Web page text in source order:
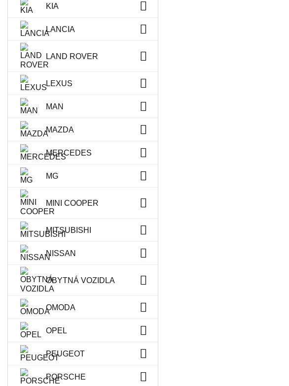
KIA
LANCIA
LAND ROVER
LEXUS
MAN
MAZDA
MERCEDES
MG
MINI COOPER
MITSUBISHI
NISSAN
OBYTNÁ VOZIDLA
OMODA
OPEL
PEUGEOT
PORSCHE